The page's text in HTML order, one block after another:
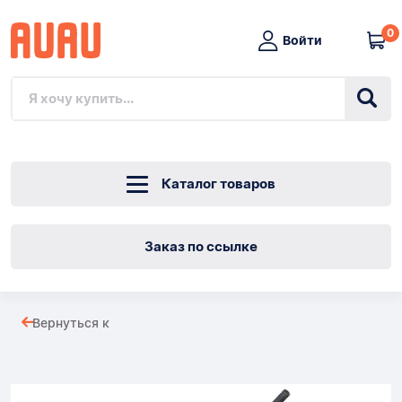
Войти
0
Каталог товаров
Заказ по ссылке
Вернуться к